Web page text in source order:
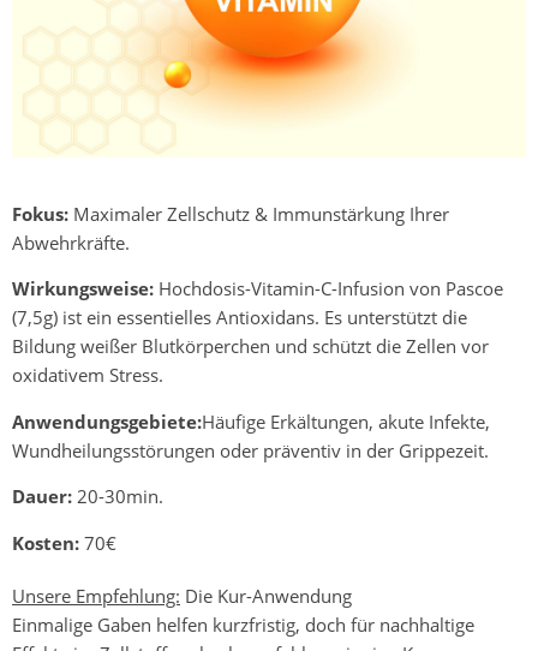
Fokus: Maximaler Zellschutz & Immunstärkung Ihrer
Abwehrkräfte.
Wirkungsweise: Hochdosis-Vitamin-C-Infusion von Pascoe
(7,5g) ist ein essentielles Antioxidans. Es unterstützt die
Bildung weißer Blutkörperchen und schützt die Zellen vor
oxidativem Stress.
Anwendungsgebiete:Häufige Erkältungen, akute Infekte,
Wundheilungsstörungen oder präventiv in der Grippezeit.
Dauer: 20-30min.
Kosten: 70€
Unsere Empfehlung: Die Kur-Anwendung
Einmalige Gaben helfen kurzfristig, doch für nachhaltige